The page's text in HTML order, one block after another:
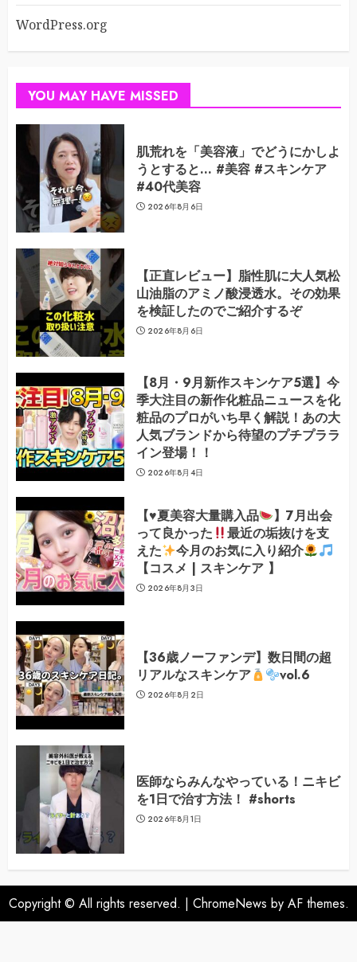
WordPress.org
YOU MAY HAVE MISSED
肌荒れを「美容液」でどうにかしよ
うとすると… #美容 #スキンケア
#40代美容
2026年8月6日
【正直レビュー】脂性肌に大人気松
山油脂のアミノ酸浸透水。その効果
を検証したのでご紹介するぞ
2026年8月6日
【8月・9月新作スキンケア5選】今
季大注目の新作化粧品ニュースを化
粧品のプロがいち早く解説！あの大
人気ブランドから待望のプチプララ
イン登場！！
2026年8月4日
【♥️夏美容大量購入品
】7月出会
って良かった
最近の垢抜けを支
えた
今月のお気に入り紹介
【コスメ | スキンケア 】
2026年8月3日
【36歳ノーファンデ】数日間の超
リアルなスキンケア
vol.6
2026年8月2日
医師ならみんなやっている！ニキビ
を1日で治す方法！ #shorts
2026年8月1日
Copyright © All rights reserved. | ChromeNews by AF themes.